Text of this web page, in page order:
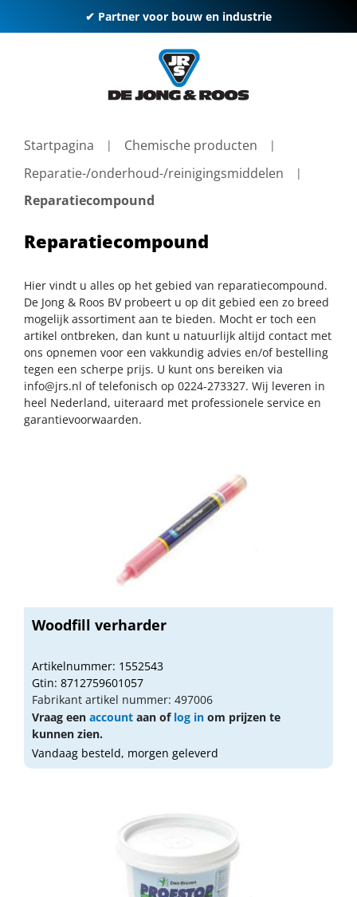
✔ Partner voor bouw en industrie
Startpagina
Chemische producten
Reparatie-/onderhoud-/reinigingsmiddelen
Reparatiecompound
Reparatiecompound
Hier vindt u alles op het gebied van reparatiecompound.
De Jong & Roos BV probeert u op dit gebied een zo breed
mogelijk assortiment aan te bieden. Mocht er toch een
artikel ontbreken, dan kunt u natuurlijk altijd contact met
ons opnemen voor een vakkundig advies en/of bestelling
tegen een scherpe prijs. U kunt ons bereiken via
info@jrs.nl of telefonisch op 0224-273327. Wij leveren in
heel Nederland, uiteraard met professionele service en
garantievoorwaarden.
Woodfill verharder
Artikelnummer: 1552543
Gtin: 8712759601057
Fabrikant artikel nummer: 497006
Vraag een account aan of log in om prijzen te
kunnen zien.
Vandaag besteld, morgen geleverd